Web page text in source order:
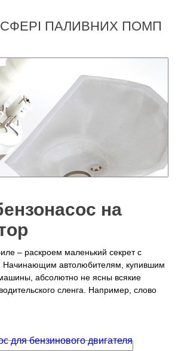
ПАЛИВНИХ ПОМП
на
– раскроем маленький секрет с
Начинающим автолюбителям, купившим
абсолютно не ясны всякие
сленга. Например, слово